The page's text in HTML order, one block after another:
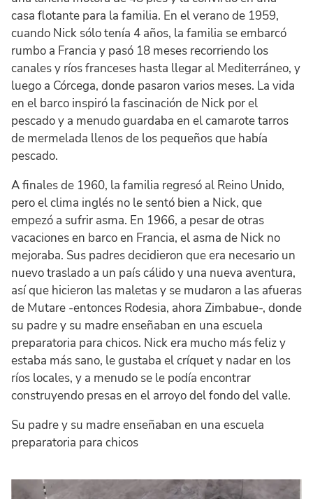
casa flotante para la familia. En el verano de 1959,
cuando Nick sólo tenía 4 años, la familia se embarcó
rumbo a Francia y pasó 18 meses recorriendo los
canales y ríos franceses hasta llegar al Mediterráneo, y
luego a Córcega, donde pasaron varios meses. La vida
en el barco inspiró la fascinación de Nick por el
pescado y a menudo guardaba en el camarote tarros
de mermelada llenos de los pequeños que había
pescado.
A finales de 1960, la familia regresó al Reino Unido,
pero el clima inglés no le sentó bien a Nick, que
empezó a sufrir asma. En 1966, a pesar de otras
vacaciones en barco en Francia, el asma de Nick no
mejoraba. Sus padres decidieron que era necesario un
nuevo traslado a un país cálido y una nueva aventura,
así que hicieron las maletas y se mudaron a las afueras
de Mutare -entonces Rodesia, ahora Zimbabue-, donde
su padre y su madre enseñaban en una escuela
preparatoria para chicos. Nick era mucho más feliz y
estaba más sano, le gustaba el críquet y nadar en los
ríos locales, y a menudo se le podía encontrar
construyendo presas en el arroyo del fondo del valle.
Su padre y su madre enseñaban en una escuela
preparatoria para chicos